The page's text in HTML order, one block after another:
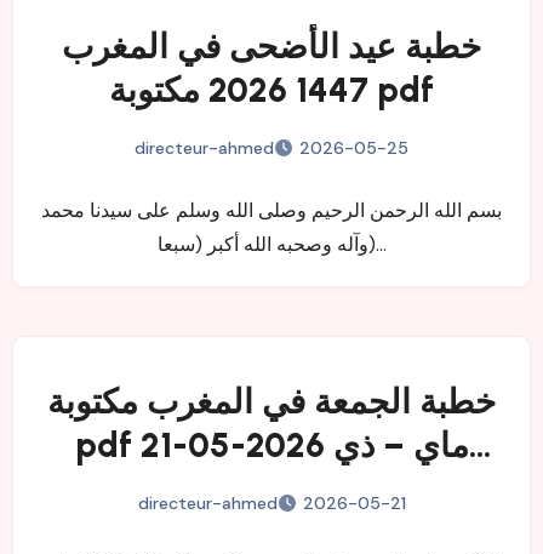
خطبة عيد الأضحى في المغرب
1447 2026 مكتوبة pdf
directeur-ahmed 2026-05-25
بسم الله الرحمن الرحيم وصلى الله وسلم على سيدنا محمد
وآله وصحبه الله أكبر (سبعا)…
خطبة الجمعة في المغرب مكتوبة
pdf 21-05-2026 ماي – ذي
الحجة
directeur-ahmed 2026-05-21